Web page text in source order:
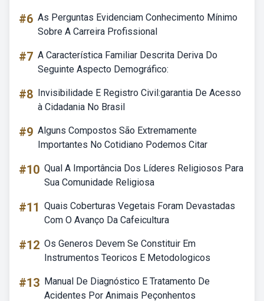
#6 As Perguntas Evidenciam Conhecimento Mínimo
Sobre A Carreira Profissional
#7 A Característica Familiar Descrita Deriva Do
Seguinte Aspecto Demográfico:
#8 Invisibilidade E Registro Civil:garantia De Acesso
à Cidadania No Brasil
#9 Alguns Compostos São Extremamente
Importantes No Cotidiano Podemos Citar
#10 Qual A Importância Dos Líderes Religiosos Para
Sua Comunidade Religiosa
#11 Quais Coberturas Vegetais Foram Devastadas
Com O Avanço Da Cafeicultura
#12 Os Generos Devem Se Constituir Em
Instrumentos Teoricos E Metodologicos
#13 Manual De Diagnóstico E Tratamento De
Acidentes Por Animais Peçonhentos